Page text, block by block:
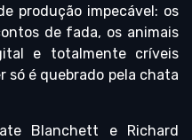
produção impecável: os
de fada, os animais
e totalmente críveis
só é quebrado pela chata
Blanchett e Richard